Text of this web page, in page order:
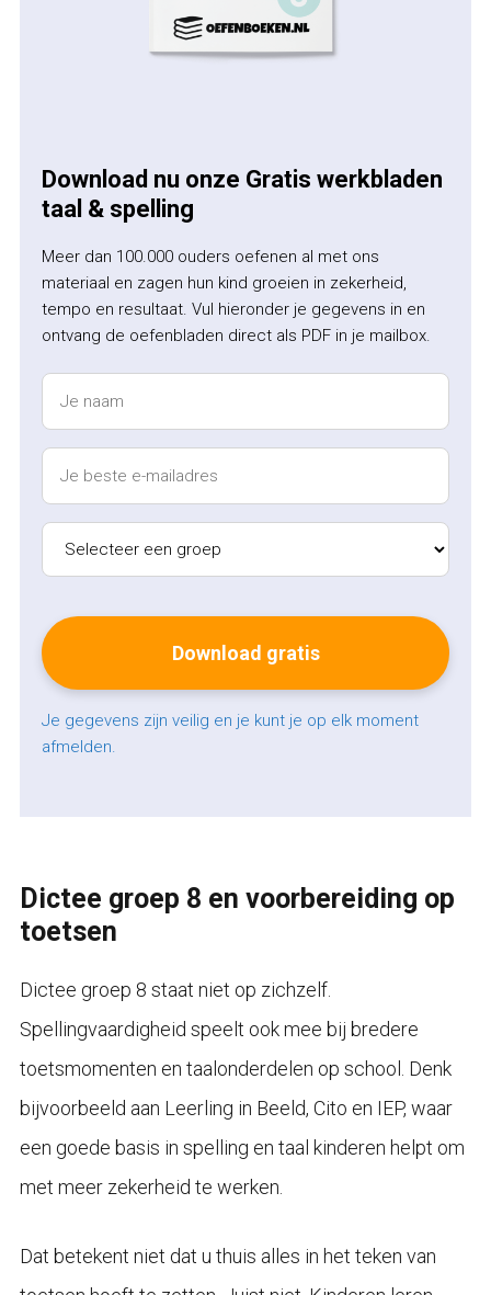
Download nu onze Gratis werkbladen
taal & spelling
Meer dan 100.000 ouders oefenen al met ons
materiaal en zagen hun kind groeien in zekerheid,
tempo en resultaat. Vul hieronder je gegevens in en
ontvang de oefenbladen direct als PDF in je mailbox.
Je gegevens zijn veilig en je kunt je op elk moment
afmelden.
Dictee groep 8 en voorbereiding op
toetsen
Dictee groep 8 staat niet op zichzelf.
Spellingvaardigheid speelt ook mee bij bredere
toetsmomenten en taalonderdelen op school. Denk
bijvoorbeeld aan Leerling in Beeld, Cito en IEP, waar
een goede basis in spelling en taal kinderen helpt om
met meer zekerheid te werken.
Dat betekent niet dat u thuis alles in het teken van